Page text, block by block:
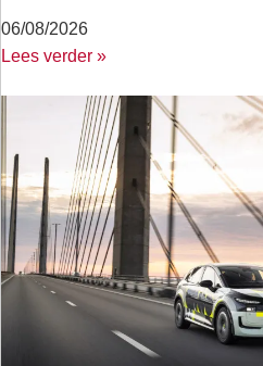
06/08/2026
Lees verder »